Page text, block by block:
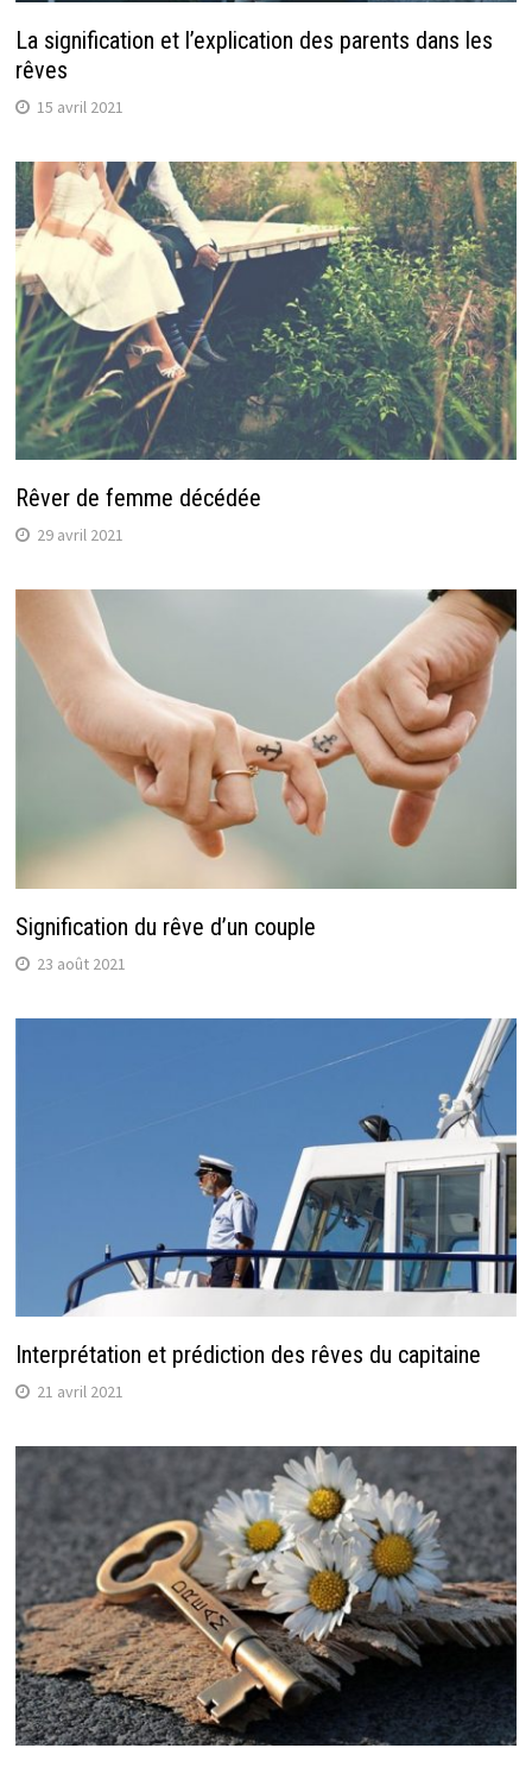
La signification et l’explication des parents dans les
rêves
15 avril 2021
Rêver de femme décédée
29 avril 2021
Signification du rêve d’un couple
23 août 2021
Interprétation et prédiction des rêves du capitaine
21 avril 2021